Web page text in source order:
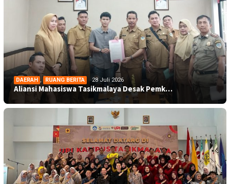
DAERAH , RUANG BERITA 28 Juli 2026
Aliansi Mahasiswa Tasikmalaya Desak Pemk…